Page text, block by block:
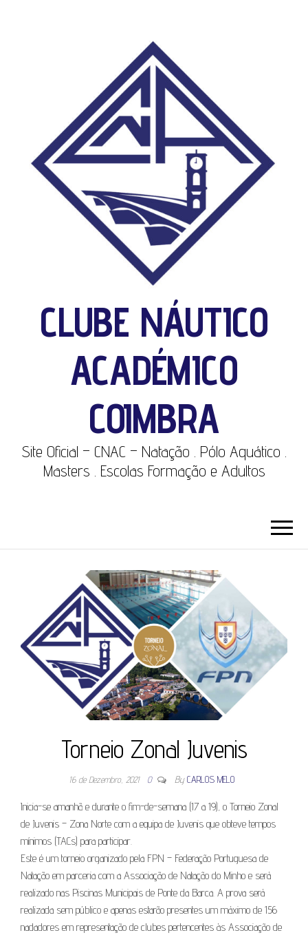
CLUBE NÁUTICO
ACADÉMICO
COIMBRA
Site Oficial – CNAC – Natação . Pólo Aquático .
Masters . Escolas Formação e Adultos
Torneio Zonal Juvenis
16 de Dezembro, 2021 0 By CARLOS MELO
Inicia-se amanhã e durante o fim-de-semana (17 a 19), o Torneio Zonal
de Juvenis – Zona Norte com a equipa de Juvenis que obteve tempos
mínimos (TACs) para participar.
Este é um torneio organizado pela FPN – Federação Portuguesa de
Natação em parceria com a Associação de Natação do Minho e será
realizado nas Piscinas Municipais de Ponte da Barca. A prova será
realizada sem público e apenas estarão presentes um máximo de 156
nadadores em representação de clubes pertencentes às Associação de